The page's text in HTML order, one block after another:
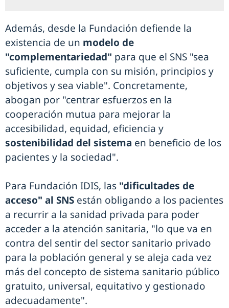
Además, desde la Fundación defiende la
existencia de un modelo de
"complementariedad" para que el SNS "sea
suficiente, cumpla con su misión, principios y
objetivos y sea viable". Concretamente,
abogan por "centrar esfuerzos en la
cooperación mutua para mejorar la
accesibilidad, equidad, eficiencia y
sostenibilidad del sistema en beneficio de los
pacientes y la sociedad".
Para Fundación IDIS, las "dificultades de
acceso" al SNS están obligando a los pacientes
a recurrir a la sanidad privada para poder
acceder a la atención sanitaria, "lo que va en
contra del sentir del sector sanitario privado
para la población general y se aleja cada vez
más del concepto de sistema sanitario público
gratuito, universal, equitativo y gestionado
adecuadamente".